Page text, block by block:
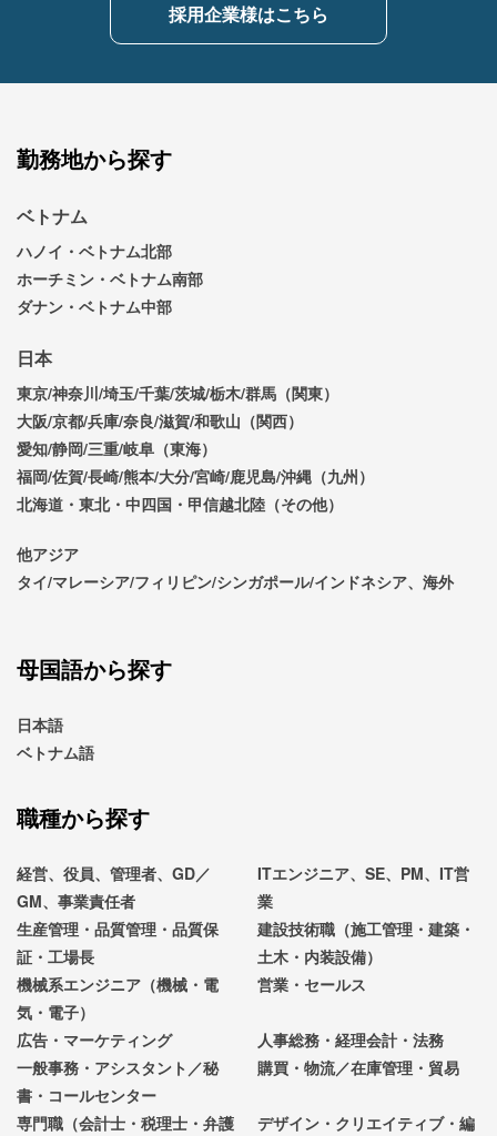
採用企業様はこちら
勤務地から探す
ベトナム
ハノイ・ベトナム北部
ホーチミン・ベトナム南部
ダナン・ベトナム中部
日本
東京/神奈川/埼玉/千葉/茨城/栃木/群馬（関東）
大阪/京都/兵庫/奈良/滋賀/和歌山（関西）
愛知/静岡/三重/岐阜（東海）
福岡/佐賀/長崎/熊本/大分/宮崎/鹿児島/沖縄（九州）
北海道・東北・中四国・甲信越北陸（その他）
他アジア
タイ/マレーシア/フィリピン/シンガポール/インドネシア、海外
母国語から探す
日本語
ベトナム語
職種から探す
経営、役員、管理者、GD／
GM、事業責任者
ITエンジニア、SE、PM、IT営
業
生産管理・品質管理・品質保
証・工場長
建設技術職（施工管理・建築・
土木・内装設備）
機械系エンジニア（機械・電
気・電子）
営業・セールス
広告・マーケティング
人事総務・経理会計・法務
一般事務・アシスタント／秘
書・コールセンター
購買・物流／在庫管理・貿易
専門職（会計士・税理士・弁護
デザイン・クリエイティブ・編